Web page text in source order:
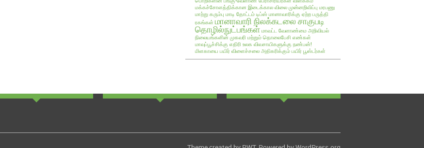
மக்கச்சோளத்திக்கான இடைக்கால விலை முன்னறிவிப்பு மரபணு
மாற்று கரும்பு மாடி தோட்டம் டிப்ஸ் மானாவாரிக்கு ஏற்ற பருத்தி
ரகங்கள் மானாவாரி நிலக்கடலை சாகுபடி
தொழில்நுட்பங்கள் மாவட்ட வேளாண்மை அறிவியல்
நிலையங்களின் முகவரி மற்றும் தொலைபேசி எண்கள்
மாவுப்பூச்சிக்கு எதிரி உலக விவசாயிகளுக்கு நண்பன்!
மிளகாயை பயிர் விளைச்சலை அதிகரிக்கும் பயிர் பூஸ்டர்கள்